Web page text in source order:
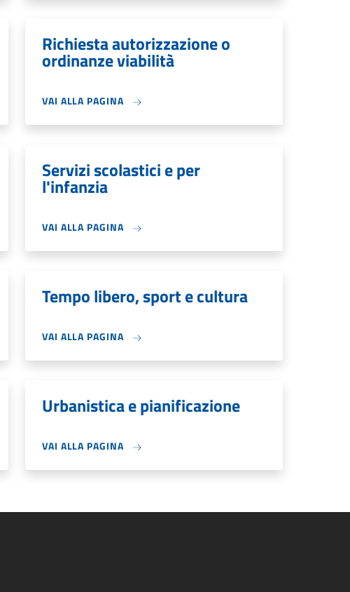
Richiesta autorizzazione o
ordinanze viabilità
VAI ALLA PAGINA
Servizi scolastici e per
l'infanzia
VAI ALLA PAGINA
Tempo libero, sport e cultura
VAI ALLA PAGINA
Urbanistica e pianificazione
VAI ALLA PAGINA